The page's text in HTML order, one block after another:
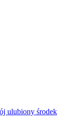
ulubiony środek